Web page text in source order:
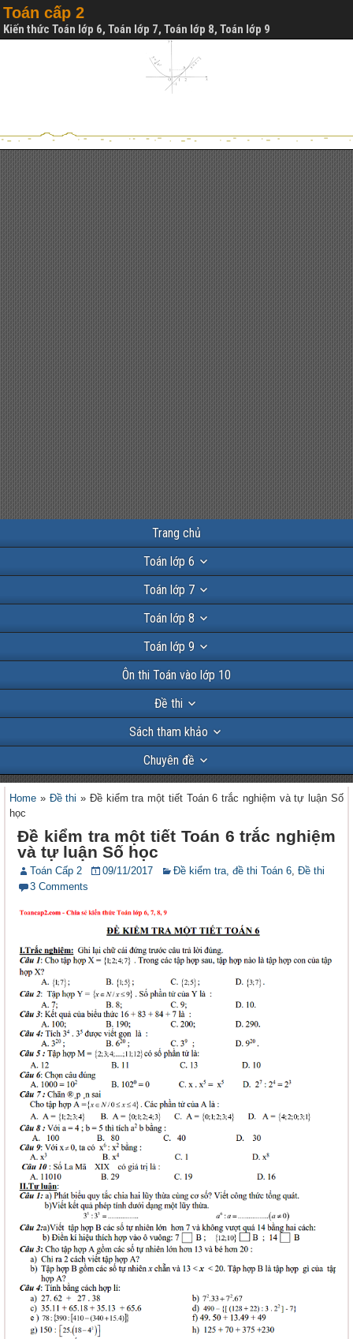
Toán cấp 2
Kiến thức Toán lớp 6, Toán lớp 7, Toán lớp 8, Toán lớp 9
Trang chủ
Toán lớp 6
Toán lớp 7
Toán lớp 8
Toán lớp 9
Ôn thi Toán vào lớp 10
Đề thi
Sách tham khảo
Chuyên đề
Home » Đề thi » Đề kiểm tra một tiết Toán 6 trắc nghiệm và tự luận Số
học
Đề kiểm tra một tiết Toán 6 trắc nghiệm
và tự luận Số học
Toán Cấp 2 09/11/2017 Đề kiểm tra, đề thi Toán 6, Đề thi
3 Comments